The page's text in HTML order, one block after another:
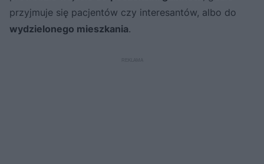
przyjmuje się pacjentów czy interesantów, albo do
wydzielonego mieszkania.